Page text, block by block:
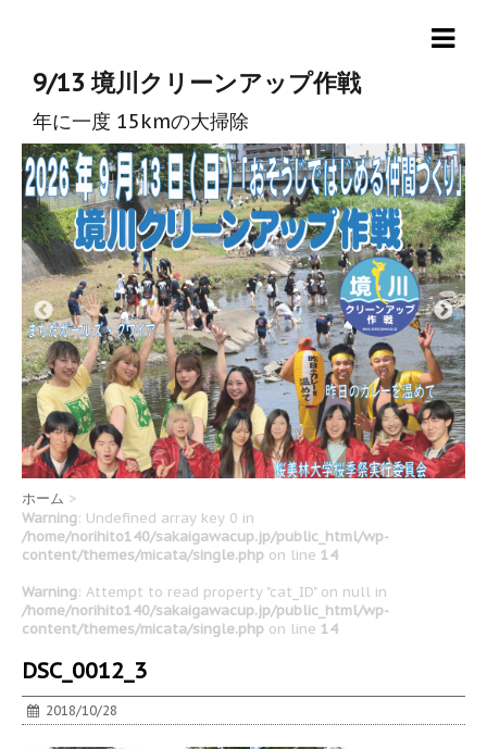
9/13 境川クリーンアップ作戦
年に一度 15kmの大掃除
ホーム >
Warning: Undefined array key 0 in
/home/norihito140/sakaigawacup.jp/public_html/wp-
content/themes/micata/single.php on line 14
Warning: Attempt to read property "cat_ID" on null in
/home/norihito140/sakaigawacup.jp/public_html/wp-
content/themes/micata/single.php on line 14
DSC_0012_3
2018/10/28